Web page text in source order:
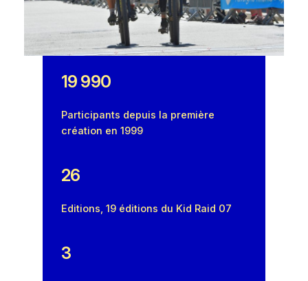
19 990
Participants depuis la première
création en 1999
26
Editions, 19 éditions du Kid Raid 07
3